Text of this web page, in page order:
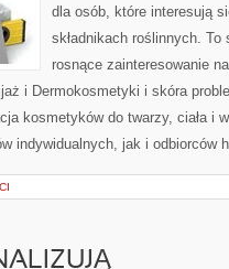
dla osób, które interesują
składnikach roślinnych.
rosnące zainteresowanie
i Dermokosmetyki i skóra
kosmetyków do twarzy, ciała i
indywidualnych, jak i